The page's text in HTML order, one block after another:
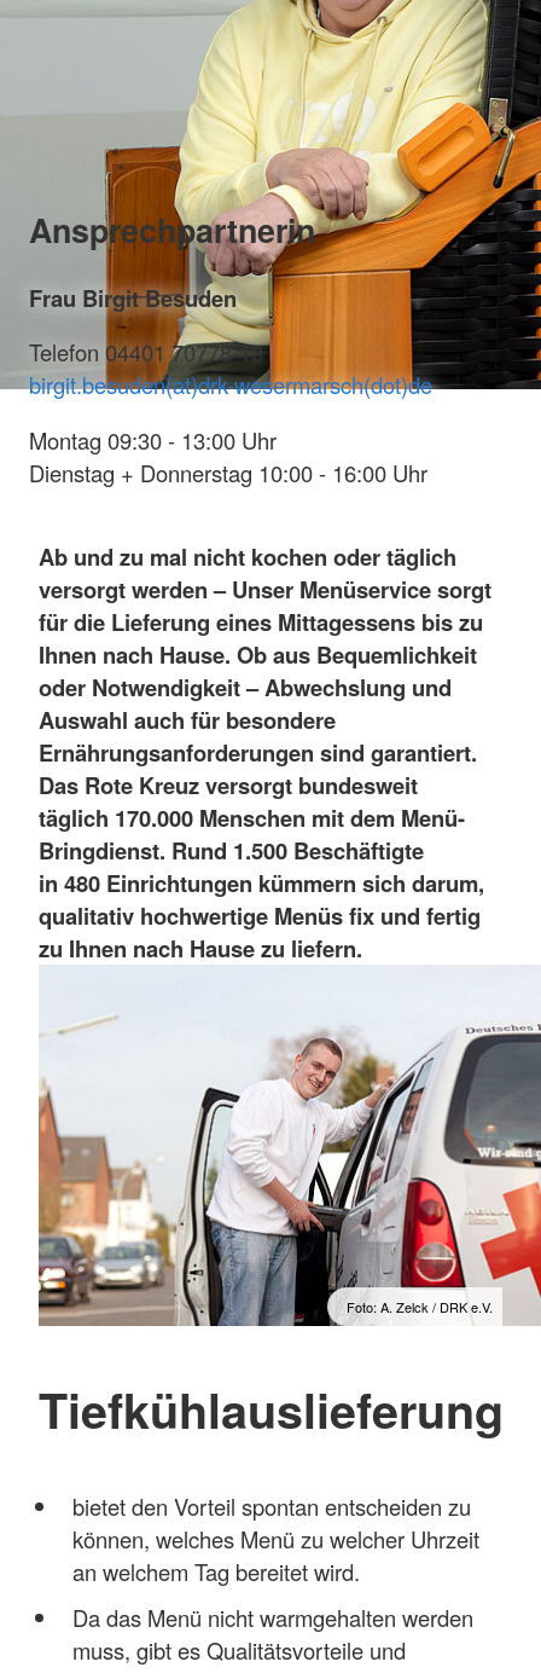
Ansprechpartnerin
Frau Birgit Besuden
Telefon 04401 70778-18
birgit.besuden(at)drk-wesermarsch(dot)de
Montag 09:30 - 13:00 Uhr
Dienstag + Donnerstag 10:00 - 16:00 Uhr
Ab und zu mal nicht kochen oder täglich
versorgt werden – Unser Menüservice sorgt
für die Lieferung eines Mittagessens bis zu
Ihnen nach Hause. Ob aus Bequemlichkeit
oder Notwendigkeit – Abwechslung und
Auswahl auch für besondere
Ernährungsanforderungen sind garantiert.
Das Rote Kreuz versorgt bundesweit
täglich 170.000 Menschen mit dem Menü-
Bringdienst. Rund 1.500 Beschäftigte
in 480 Einrichtungen kümmern sich darum,
qualitativ hochwertige Menüs fix und fertig
zu Ihnen nach Hause zu liefern.
Foto: A. Zelck / DRK e.V.
Tiefkühlauslieferung
bietet den Vorteil spontan entscheiden zu
können, welches Menü zu welcher Uhrzeit
an welchem Tag bereitet wird.
Da das Menü nicht warmgehalten werden
muss, gibt es Qualitätsvorteile und